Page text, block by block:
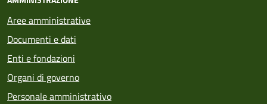
Aree amministrative
Documenti e dati
Enti e fondazioni
Organi di governo
Personale amministrativo